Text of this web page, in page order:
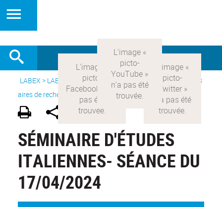
LABEX > LABEX COMOD> Version française > Recherche >
8
aires de recherche> Modernités italiennes
SÉMINAIRE D'ÉTUDES
ITALIENNES- SÉANCE DU
17/04/2024